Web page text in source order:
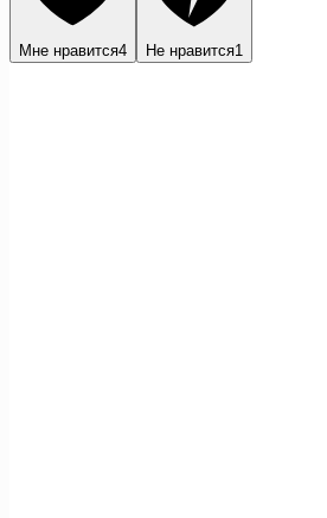
Мне нравится4 Не нравится1